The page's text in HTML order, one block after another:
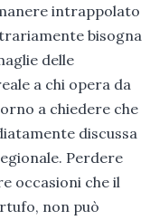
intrappolato
bisogna
delle
a chi opera da
a chiedere che
discussa
Perdere
occasioni che il
non può